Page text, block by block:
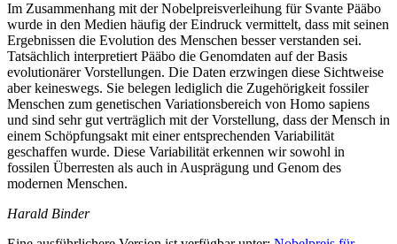
Im Zusammenhang mit der Nobelpreisverleihung für Svante Pääbo
wurde in den Medien häufig der Eindruck vermittelt, dass mit seinen
Ergebnissen die Evolution des Menschen besser verstanden sei.
Tatsächlich interpretiert Pääbo die Genomdaten auf der Basis
evolutionärer Vorstellungen. Die Daten erzwingen diese Sichtweise
aber keineswegs. Sie belegen lediglich die Zugehörigkeit fossiler
Menschen zum genetischen Variationsbereich von Homo sapiens
und sind sehr gut verträglich mit der Vorstellung, dass der Mensch in
einem Schöpfungsakt mit einer entsprechenden Variabilität
geschaffen wurde. Diese Variabilität erkennen wir sowohl in
fossilen Überresten als auch in Ausprägung und Genom des
modernen Menschen.
Harald Binder